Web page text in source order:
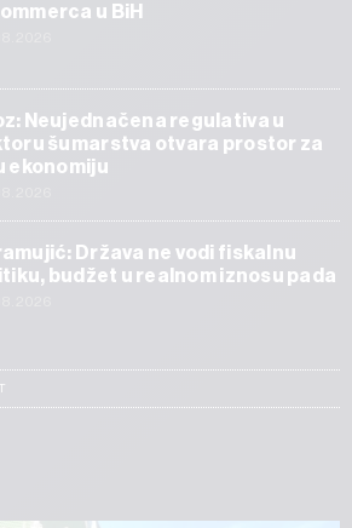
u BiH
Neujednačena regulativa u
šumarstva otvara prostor za
ekonomiju
Država ne vodi fiskalnu
budžet u realnom iznosu pada